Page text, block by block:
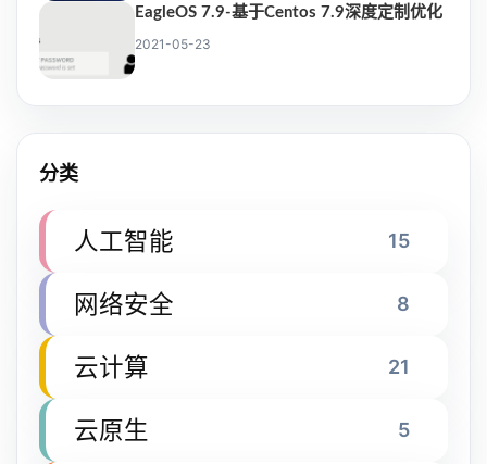
EagleOS 7.9-基于Centos 7.9深度定制优化
2021-05-23
分类
人工智能 15
网络安全 8
云计算 21
云原生 5